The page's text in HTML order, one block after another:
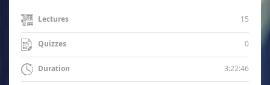
Lectures 15
Quizzes 0
Duration 3:22:46